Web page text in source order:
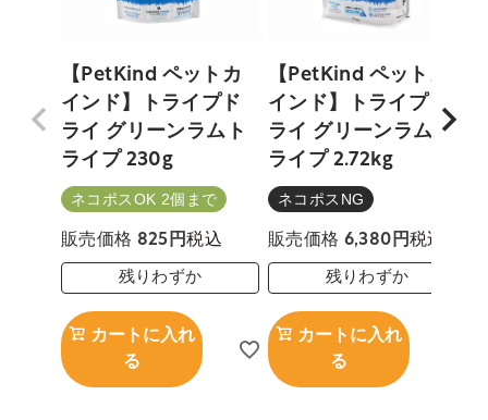
【PetKind ペットカ
インド】トライプド
ライ グリーンラムト
ライプ 230g
ネコポスOK 2個まで
販売価格 825 税込
残りわずか
カートに入れ
る
【PetKind ペットカ
インド】トライプド
ライ グリーンラムト
ライプ 2.72kg
ネコポスNG
販売価格 6,380 税込
残りわずか
カートに入れ
る